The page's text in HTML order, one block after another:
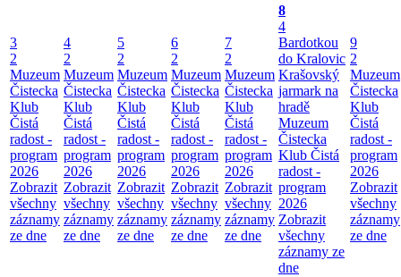
3
2
Muzeum
Čistecka
Klub
Čistá
radost -
program
2026
Zobrazit
všechny
záznamy
ze dne
4
2
Muzeum
Čistecka
Klub
Čistá
radost -
program
2026
Zobrazit
všechny
záznamy
ze dne
5
2
Muzeum
Čistecka
Klub
Čistá
radost -
program
2026
Zobrazit
všechny
záznamy
ze dne
6
2
Muzeum
Čistecka
Klub
Čistá
radost -
program
2026
Zobrazit
všechny
záznamy
ze dne
7
2
Muzeum
Čistecka
Klub
Čistá
radost -
program
2026
Zobrazit
všechny
záznamy
ze dne
8
4
Bardotkou
do Kralovic
Krašovský
jarmark na
hradě
Muzeum
Čistecka
Klub Čistá
radost -
program
2026
Zobrazit
všechny
záznamy ze
dne
9
2
Muzeum
Čistecka
Klub
Čistá
radost -
program
2026
Zobrazit
všechny
záznamy
ze dne